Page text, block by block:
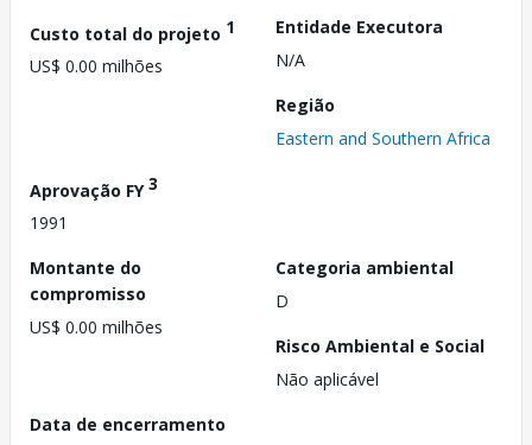
Custo total do projeto 1
US$ 0.00 milhões
Entidade Executora
N/A
Região
Eastern and Southern Africa
Aprovação FY3
1991
Montante do
compromisso
US$ 0.00 milhões
Categoria ambiental
D
Risco Ambiental e Social
Não aplicável
Data de encerramento